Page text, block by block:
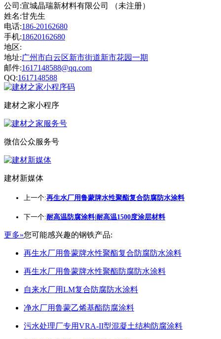
公司:宣城晶瑞新材料有限公司 （未注册）
姓名:甘先生
电话:186-20162680
手机:18620162680
地区:
地址:广州市白云区新市街道新市花园一期
邮件:1617148588@qq.com
QQ:1617148588
建材之家小程序
微信公众服务号
建材新媒体
上一个:再生水厂用鲁蒙牌水性聚酯复合防腐防水涂料
下一个:耐高温防腐涂料|耐高温1500度涂层材料
更多»您可能感兴趣的钢铁产品:
再生水厂用鲁蒙牌水性聚酯复合防腐防水涂料
再生水厂用鲁蒙牌水性聚酯防腐防水涂料
自来水厂用LM复合防腐防水涂料
净水厂用鲁蒙乙烯基酯防腐涂料
污水处理厂专用VRA-II型混凝土结构防腐涂料